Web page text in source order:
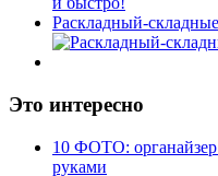
Раскладный-
Это интересно
10 ФОТО:
руками